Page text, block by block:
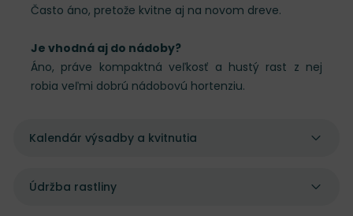
Často áno, pretože kvitne aj na novom dreve.
Je vhodná aj do nádoby?
Áno, práve kompaktná veľkosť a hustý rast z nej
robia veľmi dobrú nádobovú hortenziu.
Kalendár výsadby a kvitnutia
Údržba rastliny